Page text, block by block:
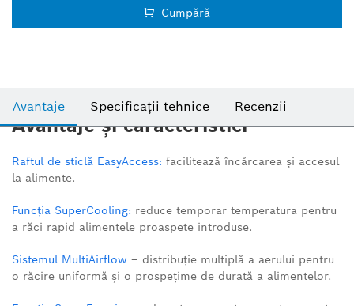
Cumpără
Avantaje Specificații tehnice Recenzii
Avantaje și caracteristici
Raftul de sticlă EasyAccess: facilitează încărcarea și accesul
la alimente.
Funcția SuperCooling: reduce temporar temperatura pentru
a răci rapid alimentele proaspete introduse.
Sistemul MultiAirflow – distribuție multiplă a aerului pentru
o răcire uniformă și o prospețime de durată a alimentelor.